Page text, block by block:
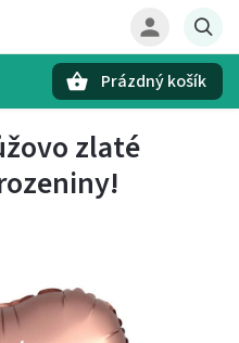
Prázdný košík
zlaté